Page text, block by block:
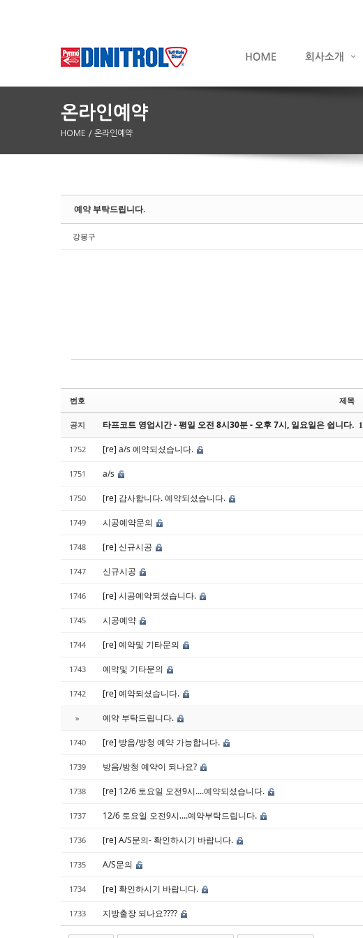
HOME / 온라인예약
예약 부탁드립니다.
강봉구
번호 제목
공지 타프코트 영업시간 - 평일 오전 8시30분 - 오후 7시, 일요일은 쉽니다. 1
1752 [re] a/s 예약되셨습니다.
1751 a/s
1750 [re] 감사합니다. 예약되셨습니다.
1749 시공예약문의
1748 [re] 신규시공
1747 신규시공
1746 [re] 시공예약되셨습니다.
1745 시공예약
1744 [re] 예약및 기타문의
1743 예약및 기타문의
1742 [re] 예약되셨습니다.
» 예약 부탁드립니다.
1740 [re] 방음/방청 예약 가능합니다.
1739 방음/방청 예약이 되나요?
1738 [re] 12/6 토요일 오전9시....예약되셨습니다.
1737 12/6 토요일 오전9시....예약부탁드립니다.
1736 [re] A/S문의- 확인하시기 바랍니다.
1735 A/S문의
1734 [re] 확인하시기 바랍니다.
1733 지방출장 되나요????
Sketchbook5, 스케치북5
Sketchbook5, 스케치북5